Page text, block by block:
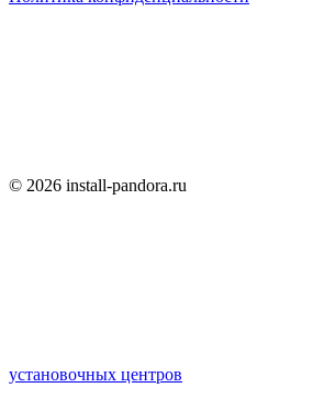
© 2026 install-pandora.ru
установочных центров